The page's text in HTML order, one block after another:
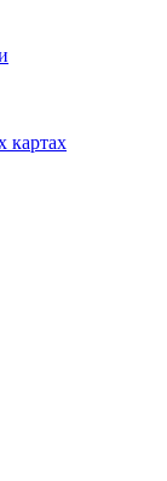
картах